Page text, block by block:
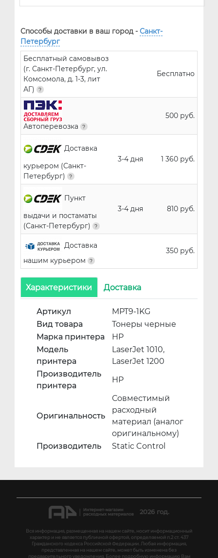
Способы доставки в ваш город - Санкт-
Петербург
Бесплатный самовывоз
(г. Санкт-Петербург, ул.
Комсомола, д. 1-3, лит
АГ)
Бесплатно
Автоперевозка
500 руб.
Доставка
курьером (Санкт-
Петербург)
3-4 дня 1 360 руб.
Пункт
выдачи и постаматы
(Санкт-Петербург)
3-4 дня 810 руб.
Доставка
нашим курьером
350 руб.
Характеристики Доставка
Артикул
MPT9-1KG
Вид товара
Тонеры черные
Марка принтера
HP
Модель
принтера
LaserJet 1010,
LaserJet 1200
Производитель
принтера
HP
Оригинальность
Совместимый
расходный
материал (аналог
оригинальному)
Производитель
Static Control
2026 год.
Вся информация, размещенная на нашем сайте, носит информационный
характер и не является публичной офертой, определяемой п.2 ст. 437
Гражданского кодекса Российской Федерации. Любая информация,
представленная на нашем сайте, может быть изменена без
предварительного уведомления. Более подробную информацию Вам